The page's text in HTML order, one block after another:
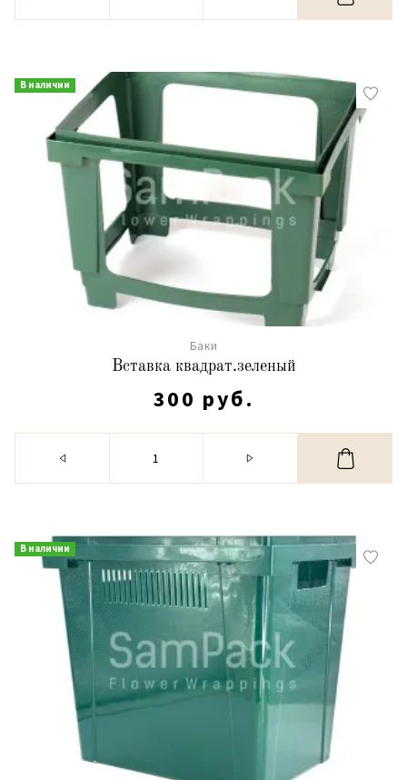
В наличии
Баки
Вставка квадрат.зеленый
300 руб.
В наличии